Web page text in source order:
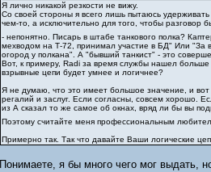
Я лично никакой резкости не вижу.
Со своей стороны я всего лишь пытаюсь
чем-то, а исключительно для того, чтобы разговор
- непонятно. Писарь в штабе танкового полка?
мехводом на Т-72, принимал участие в БД" Или "За
огород у полкана". А "бывший танкист" - это
Вот, к примеру, Radi за время службы нашел
взрывные цепи будет умнее и логичнее?
Я не думаю, что это имеет большое значение, и
регалий и заслуг. Если согласны, совсем хорошо.
из А сказал то же самое об окнах, вряд ли бы вы
Поэтому считайте меня профессиональным
Примерно так. Так что давайте Ваши логические
Понимаете, я бы много чего мог выдать,